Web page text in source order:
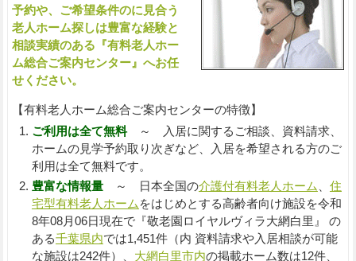
予約や、ご希望条件のに見合う
老人ホーム探しは豊富な経験と
相談実績のある『有料老人ホー
ム総合ご案内センター』へお任
せください。
【有料老人ホーム総合ご案内センターの特徴】
ご利用は全て無料～ 入居に関するご相談、資料請求、
ホームの見学予約取り次ぎなど、入居を希望される方のご
利用は全て無料です。
豊富な情報量～ 日本全国の介護付有料老人ホーム
住
宅型有料老人ホーム をはじめとする高齢者向け施設を令和
8年08月06日現在で『敬老園ロイヤルヴィラ大網白里』 の
ある千葉県内では1,451件（内 資料請求や入居相談が可能
な施設は242件）、 大網白里市内の掲載ホーム数は12件、